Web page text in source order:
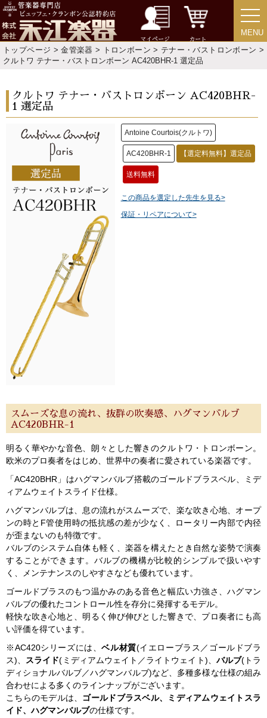
マイページ カート
MENU
MENU
トップページ >金管楽器 > トロンボーン > テナー・バストロンボーン >
クルトワ テナー・バストロンボーン AC420BHR-1 選定品
クルトワ テナー・バストロンボーン AC420BHR-
1 選定品
Antoine Courtois(クルトワ)
AC420BHR-1 【選定料無料】選定品
送料無料
この商品を選定した先生を見る>
保証・リペアについて>
スムーズな息の流れ、抜群の吹奏感、ハグマンバルブ
AC420BHR-1
明るく華やかな音色、朗々とした響きのクルトワ・トロンボーン。
欧米のプロ奏者をはじめ、世界中の奏者に愛されている楽器です。
「AC420BHR」はハグマンバルブ搭載のゴールドブラスベル、ミデ
ィアムウェイトスライド仕様。
ハグマンバルブは、息の流れがスムーズで、楽な吹き心地、オープ
ンの時とF管使用時の抵抗感の差が少なく、ロータリー内部で内径
が歪まないのも特徴です。
バルブのシステム自体も軽く、楽器を構えたとき自然な姿勢で演奏
することができます。バルブの機構が比較的シンプルで扱いやす
く、メンテナンスのしやすさなども優れています。
ゴールドブラスのもつ温かみのある音色と幅広い力強さ、ハグマン
バルブの優れたコントロール性を存分に発揮するモデル。
軽快な吹き心地と、明るく伸び伸びとした響きで、プロ奏者にも高
い評価を得ています。
※AC420シリーズには、ベル材質(イエローブラス／ゴールドブラ
ス)、
スライド(ミディアムウェイト／ライトウェイト)、 バルブ(トラ
ディショナルバルブ／ハグマンバルブ)など、多種多様な仕様の組み
合わせによる多くのラインナップがございます。
こちらのモデルは、 ゴールドブラスベル、ミディアムウェイトスラ
イド、ハグマンバルブの仕様です。